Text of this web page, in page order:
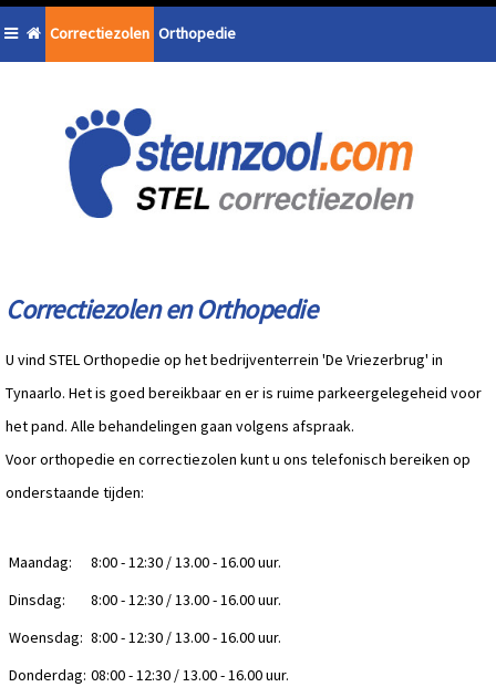
Correctiezolen Orthopedie
Correctiezolen en Orthopedie
U vind STEL Orthopedie op het bedrijventerrein 'De Vriezerbrug' in
Tynaarlo. Het is goed bereikbaar en er is ruime parkeergelegeheid voor
het pand. Alle behandelingen gaan volgens afspraak.
Voor orthopedie en correctiezolen kunt u ons telefonisch bereiken op
onderstaande tijden:
Maandag:
8:00 - 12:30 / 13.00 - 16.00 uur.
Dinsdag:
8:00 - 12:30 / 13.00 - 16.00 uur.
Woensdag: 8:00 - 12:30 / 13.00 - 16.00 uur.
Donderdag: 08:00 - 12:30 / 13.00 - 16.00 uur.